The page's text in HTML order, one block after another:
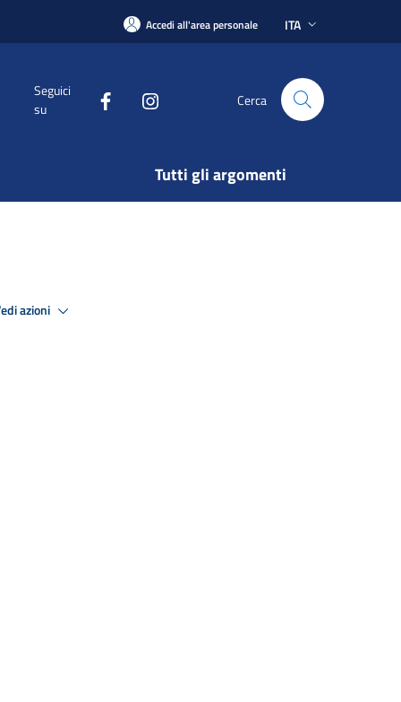
Accedi all'area personale ITA
Seguici
su
Cerca
Tutti gli argomenti
azioni